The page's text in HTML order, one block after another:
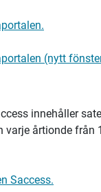
(nytt
innehåller
varje årtionde från
Saccess.